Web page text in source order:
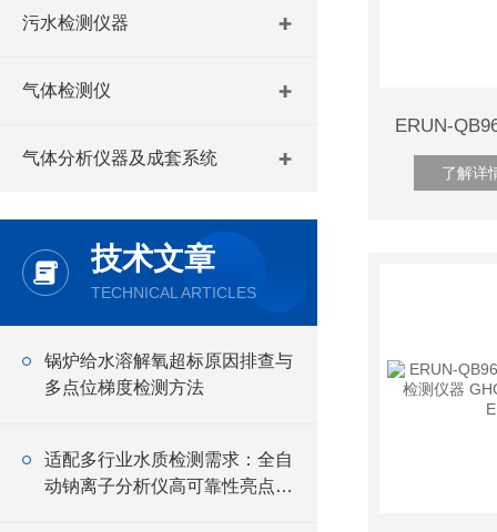
污水检测仪器
气体检测仪
气体分析仪器及成套系统
技术文章
TECHNICAL ARTICLES
锅炉给水溶解氧超标原因排查与
多点位梯度检测方法
适配多行业水质检测需求：全自
动钠离子分析仪高可靠性亮点解
了解详